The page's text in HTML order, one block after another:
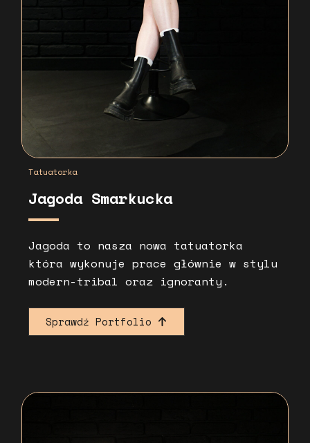
Tatuatorka
Jagoda Smarkucka
Jagoda to nasza nowa tatuatorka
która wykonuje prace głównie w stylu
modern-tribal oraz ignoranty.
Sprawdź Portfolio